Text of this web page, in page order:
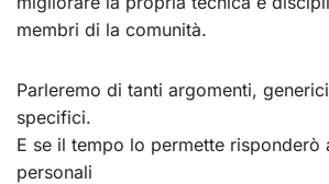
membri di la comunità.
Parleremo di tanti argomenti,
specifici.
E se il tempo lo permette risponderò
personali